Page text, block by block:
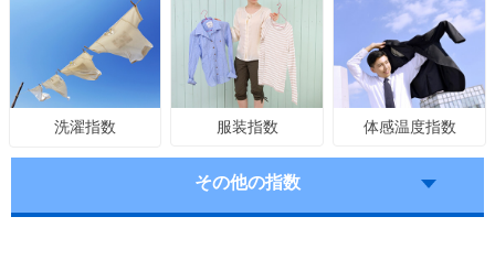
洗濯指数 服装指数 体感温度指数
その他の指数